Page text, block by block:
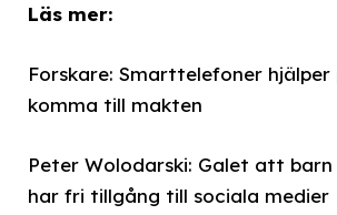
Läs mer:
Forskare: Smarttelefoner
komma till makten
Peter Wolodarski: Galet att
har fri tillgång till sociala medier